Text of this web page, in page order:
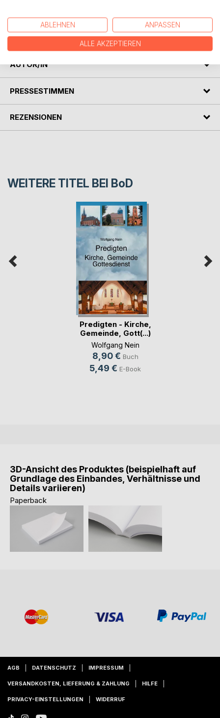
Unsagbare kommunikabel machen. Die Predigten nehmen
dabei Bezug auf die christliche Tradition, die biblischen
Texte insbesondere.
AUTOR/IN
PRESSESTIMMEN
REZENSIONEN
WEITERE TITEL BEI BoD
Predigten - Kirche,
Gemeinde, Gott(...)
Wolfgang Nein
8,90 € Buch
5,49 € E-Book
3D-Ansicht des Produktes (beispielhaft auf
Grundlage des Einbandes, Verhältnisse und
Details variieren)
Paperback
AGB DATENSCHUTZ IMPRESSUM
VERSANDKOSTEN, LIEFERUNG & ZAHLUNG HILFE
PRIVACY-EINSTELLUNGEN WIDERRUF
ABLEHNEN ANPASSEN
ALLE AKZEPTIEREN